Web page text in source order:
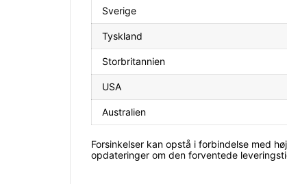
Sverige
Tyskland
Storbritannien
USA
Australien
Forsinkelser kan opstå i forbindelse med
opdateringer om den forventede